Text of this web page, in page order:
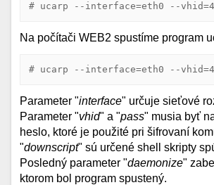
# ucarp --interface=eth0 --
Na počítači WEB2 spustíme program
# ucarp --interface=eth0 --
Parameter "interface" určuje sieťové
Parameter "vhid" a "pass" musia byť
heslo, ktoré je použité pri šifrovaní
"downscript" sú určené shell skripty
Posledný parameter "daemonize"
ktorom bol program spustený.